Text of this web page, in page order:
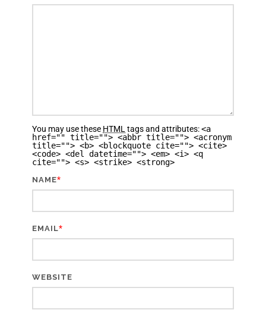
You may use these HTML tags and attributes:<a
href="" title=""> <abbr title=""> <acronym
title=""> <b> <blockquote cite=""> <cite>
<code> <del datetime=""> <em> <i> <q
cite=""> <s> <strike> <strong>
NAME*
EMAIL*
WEBSITE